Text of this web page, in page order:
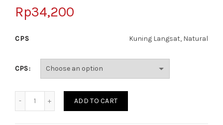
Rp34,200
CPS Kuning Langsat, Natural
CPS
Quantity
ADD TO CART